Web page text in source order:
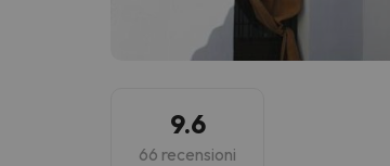
9.6
66 recensioni